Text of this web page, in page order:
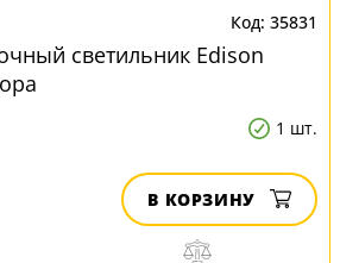
35831
светильник Edison
1 шт.
В КОРЗИНУ